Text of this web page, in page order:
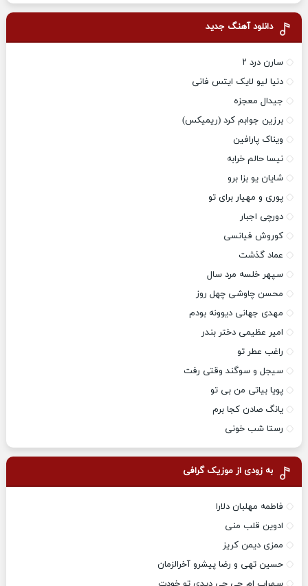
دانلود آهنگ جدید
سارن درد ۲
دنیا لیو لایک ایتس فانی
جیدال معجزه
برزین جوابم کرد (ریمیکس)
ویناک پارافین
نیسا حالم خرابه
شایان یو بزا برو
پوری و مهیار برای تو
دورچی اجبار
کوروش فیانسی
عماد گذشت
سپهر خلسه مرد سال
محسن چاوشی چهل روز
مهدی جهانی دیوونه بودم
امیر عظیمی دختر بندر
راغب عطر تو
سیجل و سوگند وقتی رفت
پویا بیاتی من بی تو
یانگ صادن کجا برم
رستا شب خونی
به زودی از موزیک گرافی
فاطمه مهلبان دلارا
ادوین قلب منی
ممزی دیمن کریز
حسین تهی و رضا پیشرو آخرالزمان